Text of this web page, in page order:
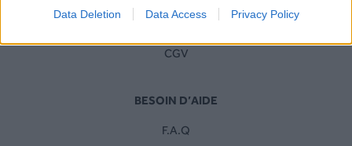
Data Deletion Data Access Privacy Policy
CGV
BESOIN D’AIDE
F.A.Q